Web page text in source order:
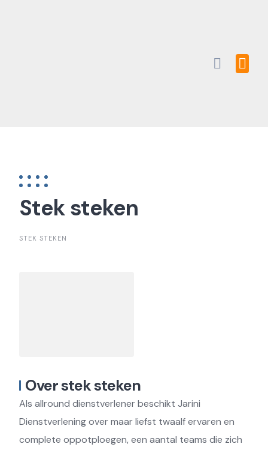
Stek steken
STEK STEKEN
Over stek steken
Als allround dienstverlener beschikt Jarini
Dienstverlening over maar liefst twaalf ervaren en
complete oppotploegen, een aantal teams die zich